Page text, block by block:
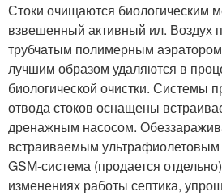
Стоки очищаются биологическим
взвешенный активный ил. Воздух
трубчатым полимерным
лучшим образом удаляются в
биологической очистки. Системы
отвода стоков оснащены
дренажным насосом.
встраиваемым
GSM-система (продается
изменениях работы септика,